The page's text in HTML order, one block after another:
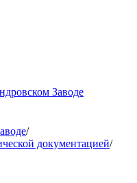
Заводе
/
документацией/